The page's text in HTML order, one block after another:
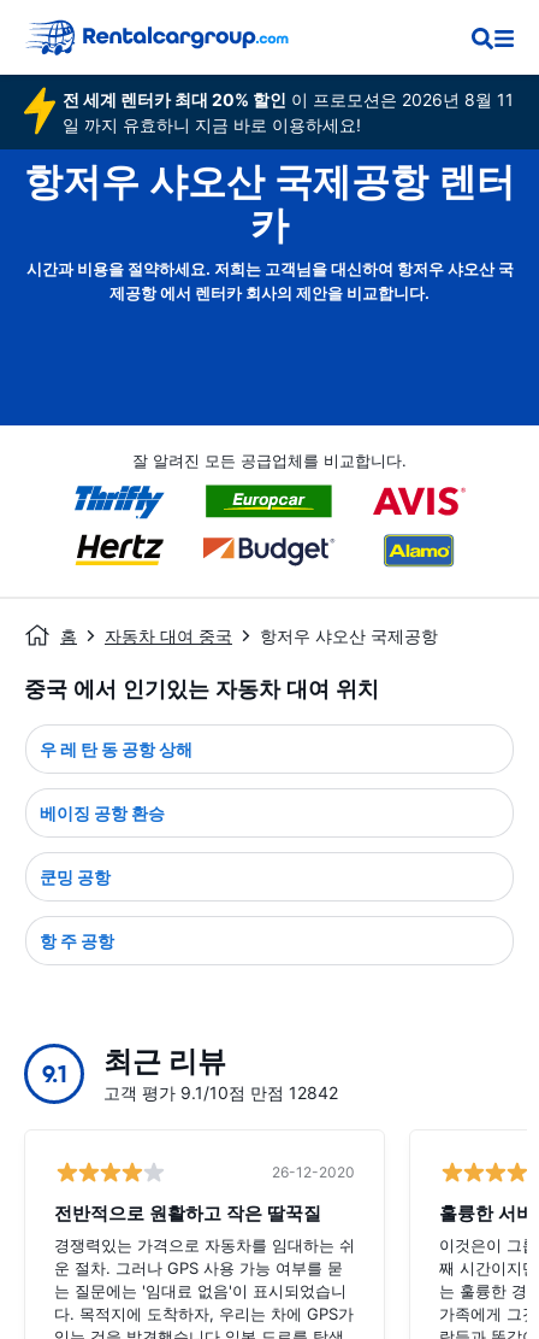
전 세계 렌터카 최대 20% 할인 이 프로모션은 2026년 8월 11
일 까지 유효하니 지금 바로 이용하세요!
항저우 샤오산 국제공항 렌터
카
시간과 비용을 절약하세요. 저희는 고객님을 대신하여 항저우 샤오산 국
제공항 에서 렌터카 회사의 제안을 비교합니다.
잘 알려진 모든 공급업체를 비교합니다.
홈 자동차 대여 중국 항저우 샤오산 국제공항
중국 에서 인기있는 자동차 대여 위치
우 레 탄 동 공항 상해
베이징 공항 환승
쿤밍 공항
항 주 공항
9.1 최근 리뷰
고객 평가 9.1/10점 만점 12842
26-12-2020
전반적으로 원활하고 작은 딸꾹질
경쟁력있는 가격으로 자동차를 임대하는 쉬
운 절차. 그러나 GPS 사용 가능 여부를 묻
는 질문에는 '임대료 없음'이 표시되었습니
다. 목적지에 도착하자, 우리는 차에 GPS가
훌륭한 서비
이것은이 그
째 시간이지
는 훌륭한 경
가족에게 그